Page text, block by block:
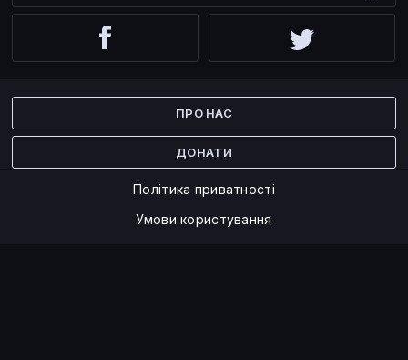
ПРО НАС
ДОНАТИ
Політика приватності
Умови користування